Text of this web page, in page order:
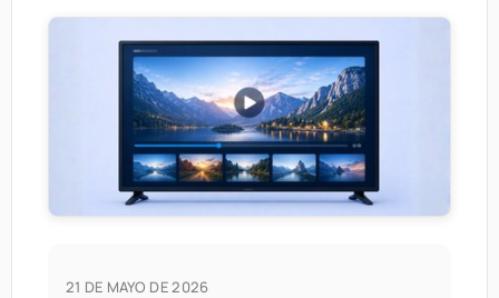
por los límites. ¿Qué ha cambiado? Aquí te
mostramos
21 DE MAYO DE 2026